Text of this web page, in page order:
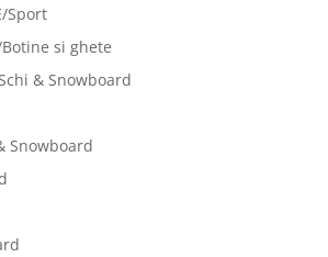
Sport
Botine si ghete
& Snowboard
Snowboard